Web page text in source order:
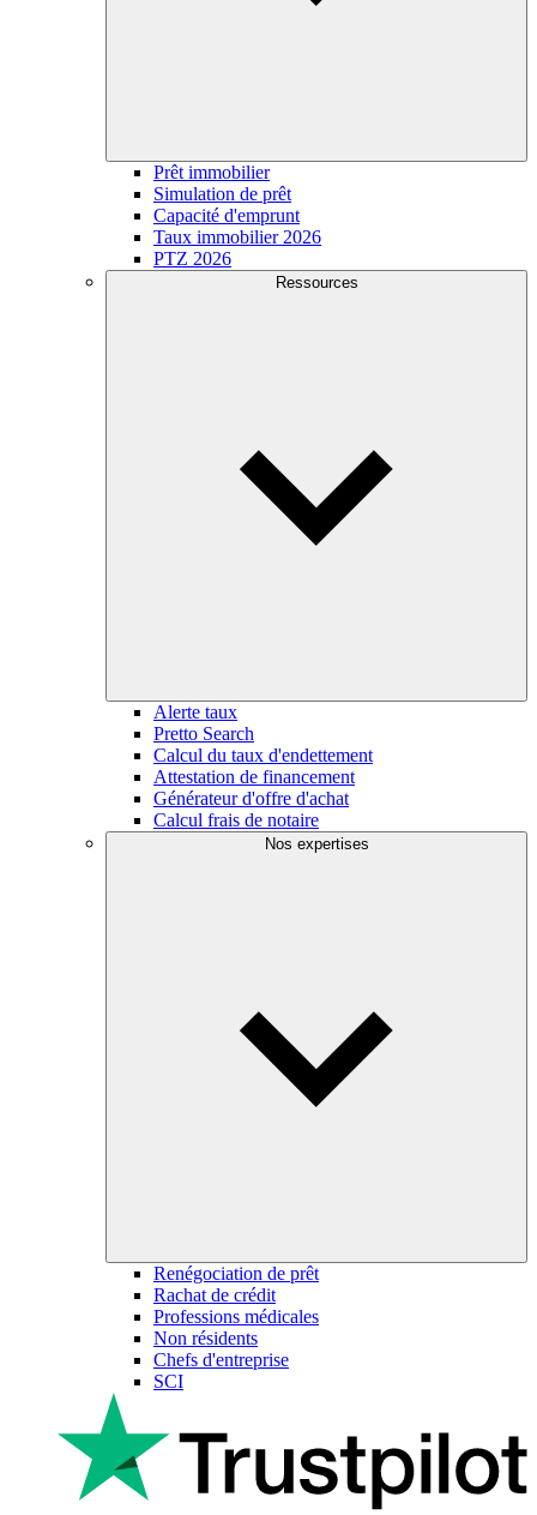
Prêt immobilier
Simulation de prêt
Capacité d'emprunt
Taux immobilier 2026
PTZ 2026
Ressources
Alerte taux
Pretto Search
Calcul du taux d'endettement
Attestation de financement
Générateur d'offre d'achat
Calcul frais de notaire
Nos expertises
Renégociation de prêt
Rachat de crédit
Professions médicales
Non résidents
Chefs d'entreprise
SCI